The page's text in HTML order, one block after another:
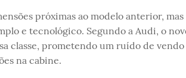
próximas ao modelo anterior,
e tecnológico. Segundo a Audi, o
classe, prometendo um ruído de
na cabine.